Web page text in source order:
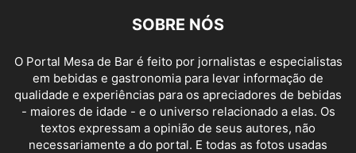
SOBRE NÓS
O Portal Mesa de Bar é feito por jornalistas e especialistas
em bebidas e gastronomia para levar informação de
qualidade e experiências para os apreciadores de bebidas
- maiores de idade - e o universo relacionado a elas. Os
textos expressam a opinião de seus autores, não
necessariamente a do portal. E todas as fotos usadas